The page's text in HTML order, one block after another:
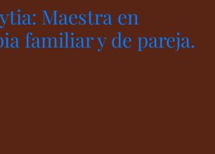
Maestra en
familiar y de pareja.